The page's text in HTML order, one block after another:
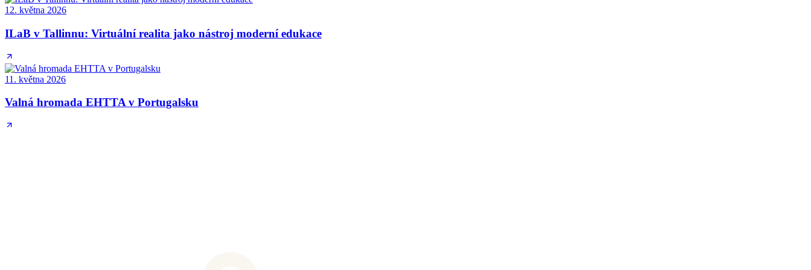
12. května 2026
ILaB v Tallinnu: Virtuální realita jako nástroj moderní edukace
11. května 2026
Valná hromada EHTTA v Portugalsku